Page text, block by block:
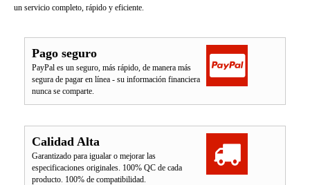
un servicio completo, rápido y eficiente.
Pago seguro
PayPal es un seguro, más rápido, de manera más
segura de pagar en línea - su información financiera
nunca se comparte.
Calidad Alta
Garantizado para igualar o mejorar las
especificaciones originales. 100% QC de cada
producto. 100% de compatibilidad.